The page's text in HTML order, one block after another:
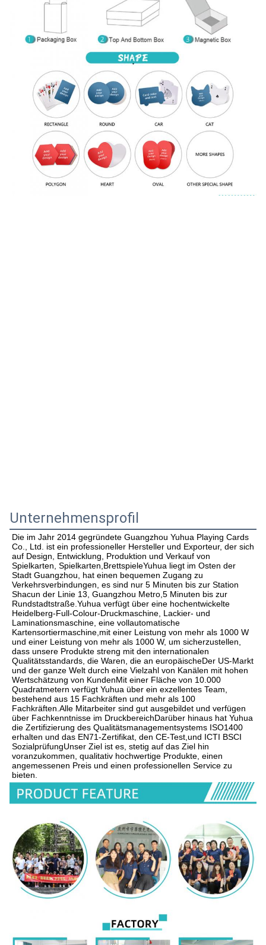
Unternehmensprofil
Die im Jahr 2014 gegründete Guangzhou Yuhua Playing Cards
Co., Ltd. ist ein professioneller Hersteller und Exporteur, der sich
auf Design, Entwicklung, Produktion und Verkauf von
Spielkarten, Spielkarten,BrettspieleYuhua liegt im Osten der
Stadt Guangzhou, hat einen bequemen Zugang zu
Verkehrsverbindungen, es sind nur 5 Minuten bis zur Station
Shacun der Linie 13, Guangzhou Metro,5 Minuten bis zur
Rundstadtstraße.Yuhua verfügt über eine hochentwickelte
Heidelberg-Full-Colour-Druckmaschine, Lackier- und
Laminationsmaschine, eine vollautomatische
Kartensortiermaschine,mit einer Leistung von mehr als 1000 W
und einer Leistung von mehr als 1000 W, um sicherzustellen,
dass unsere Produkte streng mit den internationalen
Qualitätsstandards, die Waren, die an europäischeDer US-Markt
und der ganze Welt durch eine Vielzahl von Kanälen mit hohen
Wertschätzung von KundenMit einer Fläche von 10.000
Quadratmetern verfügt Yuhua über ein exzellentes Team,
bestehend aus 15 Fachkräften und mehr als 100
Fachkräften.Alle Mitarbeiter sind gut ausgebildet und verfügen
über Fachkenntnisse im DruckbereichDarüber hinaus hat Yuhua
die Zertifizierung des Qualitätsmanagementsystems ISO1400
erhalten und das EN71-Zertifikat, den CE-Test,und ICTI BSCI
SozialprüfungUnser Ziel ist es, stetig auf das Ziel hin
voranzukommen, qualitativ hochwertige Produkte, einen
angemessenen Preis und einen professionellen Service zu
bieten.